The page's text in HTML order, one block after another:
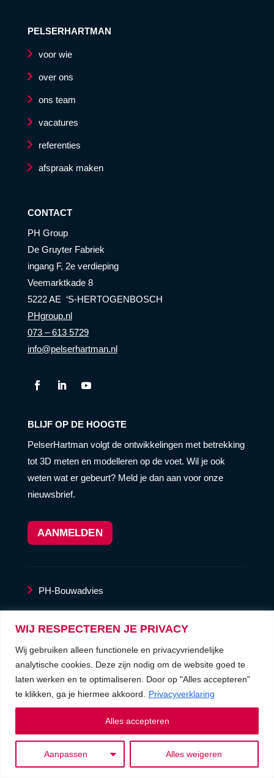
WIJ RESPECTEREN JE PRIVACY
Wij gebruiken alleen functionele en privacyvriendelijke
analytische cookies. Deze zijn nodig om de website goed te
laten werken en te optimaliseren. Door op "Alles accepteren"
te klikken, ga je hiermee akkoord.
Privacyverklaring
Aanpassen Alles weigeren
Alles accepteren
PELSERHARTMAN
voor wie
over ons
ons team
vacatures
referenties
afspraak maken
CONTACT
PH Group
De Gruyter Fabriek
ingang F, 2e verdieping
Veemarktkade 8
5222 AE ‘S-HERTOGENBOSCH
PHgroup.nl
073 – 613 5729
info@pelserhartman.nl
BLIJF OP DE HOOGTE
PelserHartman volgt de ontwikkelingen met betrekking
tot 3D meten en modelleren op de voet. Wil je ook
weten wat er gebeurt? Meld je dan aan voor onze
nieuwsbrief.
AANMELDEN
PH-Bouwadvies
privacyverklaring
algemene voorwaarden
Wij zijn door SKG-IKOBISO
9001gecertificeerd.
Wij zijn onderdeel van